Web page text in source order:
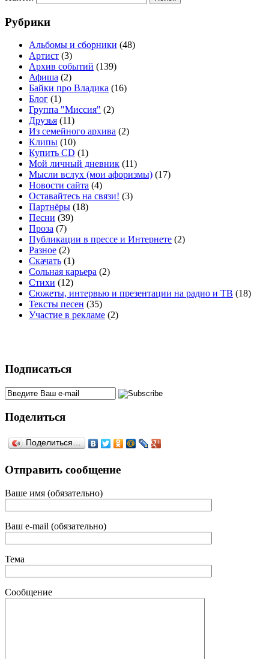
Рубрики
Альбомы и сборники (48)
Артист (3)
Архив событий (139)
Афиша (2)
Байки про Владика (16)
Блог (1)
Группа "Миссия" (2)
Друзья (11)
Из семейного архива (2)
Клипы (10)
Купить CD (1)
Мой личный дневник (11)
Мысли вслух (мои афоризмы) (17)
Новости сайта (4)
Оставайтесь на связи! (3)
Партнёры (18)
Песни (39)
Проза (7)
Публикации в прессе и Интернете (2)
Разное (2)
Скачать (1)
Сольная карьера (2)
Стихи (12)
Сюжеты, интервью и презентации на радио и ТВ (18)
Тексты песен (35)
Участие в рекламе (2)
Подписаться
Поделиться
Поделиться…
Отправить сообщение
Ваше имя (обязательно)
Ваш e-mail (обязательно)
Тема
Сообщение